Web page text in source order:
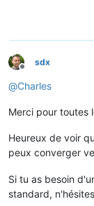
Offline
sdx
@Charles
Merci pour toutes
Heureux de voir
peux converger
Si tu as besoin
standard,